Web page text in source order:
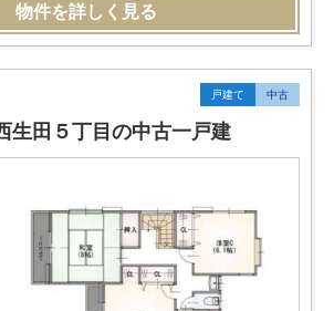
物件を詳しく見る
戸建て 中古
生田５丁目の中古一戸建